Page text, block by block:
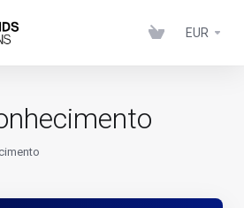
EUR